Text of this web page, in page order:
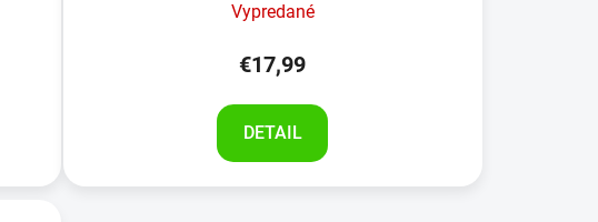
Vypredané
€17,99
DETAIL